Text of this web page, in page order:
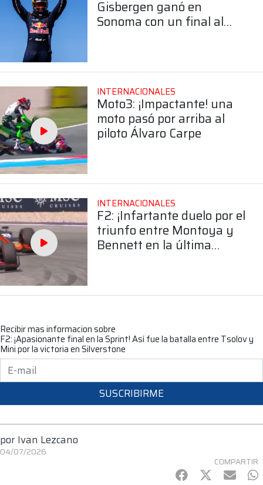
Gisbergen ganó en
Sonoma con un final al
INTERNACIONALES
Moto3: ¡Impactante! una
moto pasó por arriba al
piloto Álvaro Carpe
INTERNACIONALES
F2: ¡Infartante duelo por el
triunfo entre Montoya y
Bennett en la última
Recibir mas informacion sobre
F2: ¡Apasionante final en la Sprint! Así fue la batalla entre Tsolov y
Mini por la victoria en Silverstone
SUSCRIBIRME
por Ivan Lezcano
04/07/2026
COMPARTIR
Facebook
Twitter
mail